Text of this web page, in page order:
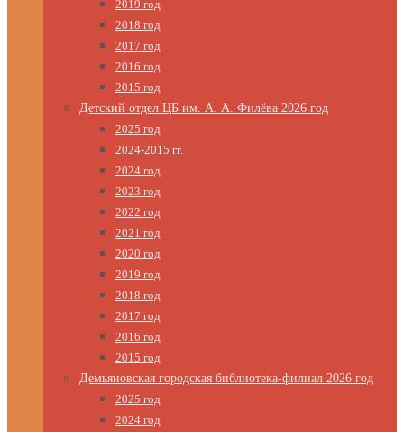
2019 год
2018 год
2017 год
2016 год
2015 год
Детский отдел ЦБ им. А. А. Филёва 2026 год
2025 год
2024-2015 гг.
2024 год
2023 год
2022 год
2021 год
2020 год
2019 год
2018 год
2017 год
2016 год
2015 год
Демьяновская городская библиотека-филиал 2026 год
2025 год
2024 год